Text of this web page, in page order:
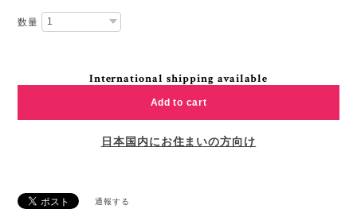
数量
International shipping available
Add to cart
日本国内にお住まいの方向け
通報する